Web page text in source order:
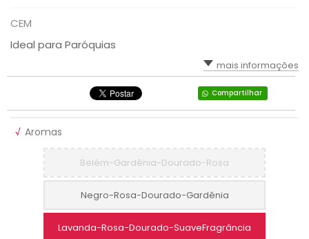
CEM
Ideal para Paróquias
mais informações
Compartilhar
√ Aromas
Belém-Gardênia-Dourado-Rosa
Negro-Rosa-Dourado-Gardênia
Lavanda-Rosa-Dourado-SuaveFragrância